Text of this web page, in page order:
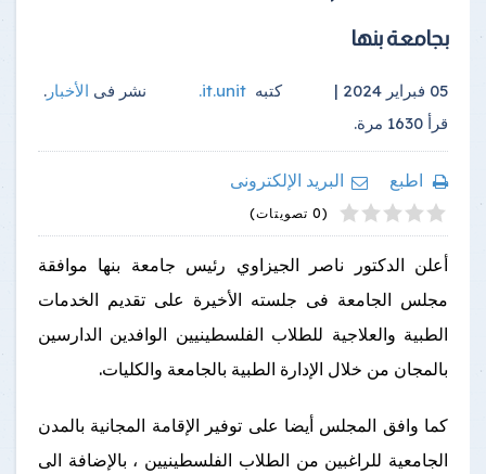
بجامعة بنها
05 فبراير 2024 | كتبه it.unit
. نشر فى الأخبار .
قرأ 1630 مرة.
اطبع
البريد الإلكترونى
1
2
3
4
5 (0 تصويتات)
أعلن الدكتور ناصر الجيزاوي رئيس جامعة بنها موافقة
مجلس الجامعة فى جلسته الأخيرة على تقديم الخدمات
الطبية والعلاجية للطلاب الفلسطينيين الوافدين الدارسين
بالمجان من خلال الإدارة الطبية بالجامعة والكليات.
كما وافق المجلس أيضا على توفير الإقامة المجانية بالمدن
الجامعية للراغبين من الطلاب الفلسطينيين ، بالإضافة الى